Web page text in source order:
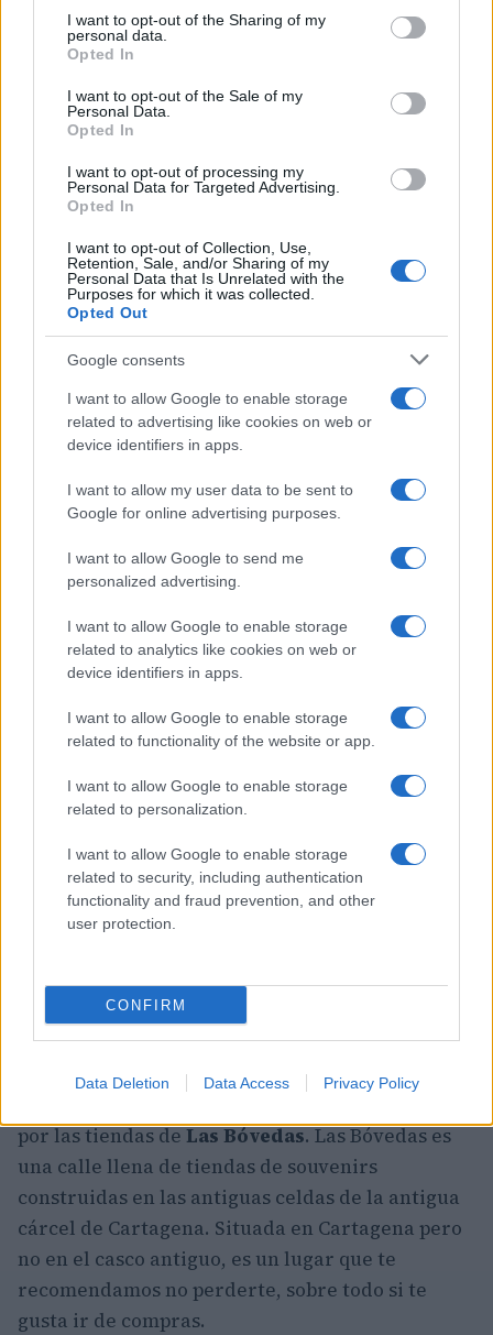
not limited to your visit or usage behaviour. You may click to
grant or deny consent to Google and its third-party tags to
use your data for below specified purposes in below Google
consent section.
I want to opt-out of the Sharing of my
personal data.
Opted In
I want to opt-out of the Sale of my
Personal Data.
Opted In
I want to opt-out of processing my
Personal Data for Targeted Advertising.
Opted In
I want to opt-out of Collection, Use,
Retention, Sale, and/or Sharing of my
Personal Data that Is Unrelated with the
Purposes for which it was collected.
Opted Out
Google consents
I want to allow Google to enable storage
related to advertising like cookies on web or
device identifiers in apps.
I want to allow my user data to be sent to
Google for online advertising purposes.
I want to allow Google to send me
personalized advertising.
I want to allow Google to enable storage
related to analytics like cookies on web or
device identifiers in apps.
I want to allow Google to enable storage
related to functionality of the website or app.
I want to allow Google to enable storage
related to personalization.
I want to allow Google to enable storage
related to security, including authentication
functionality and fraud prevention, and other
user protection.
CONFIRM
Data Deletion Data Access Privacy Policy
hotel. Todos estamos esperando a que salga para
poder hacer fotos». Había guardias y cámaras de
cine fuera del hotel. Esperamos unos 20 minutos,
pero nadie salió del hotel, y continuamos nuestro
recorrido por la ciudad.
Arte callejero
Como es habitual en muchas ciudades
sudamericanas, Cartagena tiene un arte
callejero estupendo. Los artistas pintan cuadros
y murales para representar sus opiniones
políticas, sus sueños o para embellecer la calle.
Tómese una de lasbebidas favoritas de
Cartagena cuando llegue la hora de
refrescarse. Como he dicho antes, las calles de la
vieja Cartagena son calurosas y bochornosas, en
la azotea del Hotel Armeria Real es ideal para
tomar una copa y sentir la brisa. Desde la azotea,
rascacielos del centro de Cartagena. Nos
sirvieron una bebida especial de Cartagena
Consiste en
crema de coco, zumo de lima, azúcar y hielo
por las tiendas deLas Bóvedas. Las Bóvedas es
una calle llena de tiendas de souvenirs
construidas en las antiguas celdas de la antigua
cárcel de Cartagena. Situada en Cartagena pero
no en el casco antiguo, es un lugar que te
recomendamos no perderte, sobre todo si te
gusta ir de compras.